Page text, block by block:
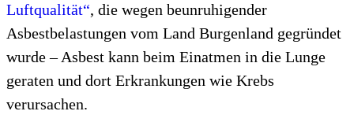
Luftqualität“, die wegen beunruhigender
Asbestbelastungen vom Land Burgenland gegründet
wurde – Asbest kann beim Einatmen in die Lunge
geraten und dort Erkrankungen wie Krebs
verursachen.